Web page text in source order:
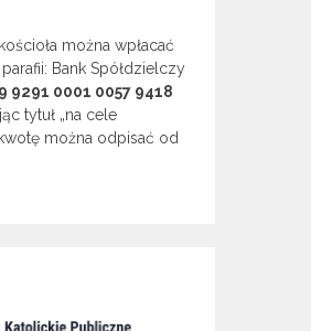
można wpłacać
Bank Spółdzielczy
9291 0001 0057 9418
tytuł „na cele
można odpisać od